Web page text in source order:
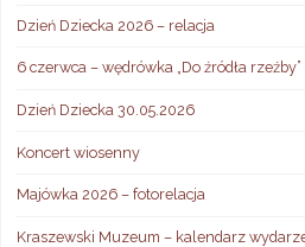
Dzień Dziecka 2026 – relacja
6 czerwca – wędrówka „Do źródła rzeźby”
Dzień Dziecka 30.05.2026
Koncert wiosenny
Majówka 2026 – fotorelacja
Kraszewski Muzeum – kalendarz